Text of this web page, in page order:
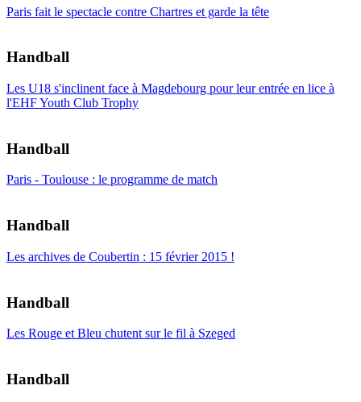
Paris fait le spectacle contre Chartres et garde la tête
Handball
Les U18 s'inclinent face à Magdebourg pour leur entrée en lice à
l'EHF Youth Club Trophy
Handball
Paris - Toulouse : le programme de match
Handball
Les archives de Coubertin : 15 février 2015 !
Handball
Les Rouge et Bleu chutent sur le fil à Szeged
Handball